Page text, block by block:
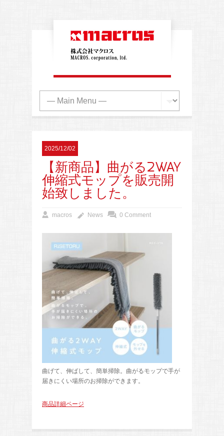
2025/12/02
【新商品】曲がる2WAY
伸縮式モップを販売開
始致しました。
macros News 0 Comment
曲げて、伸ばして、簡単掃除。曲がるモップで手が
届きにくい場所のお掃除ができます。
商品詳細ページ